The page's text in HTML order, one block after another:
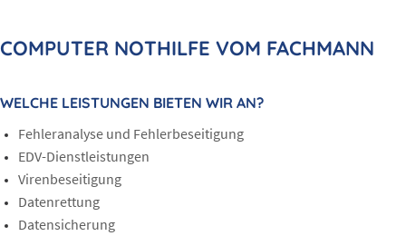
COMPUTER NOTHILFE VOM FACHMANN
WELCHE LEISTUNGEN BIETEN WIR AN?
Fehleranalyse und Fehlerbeseitigung
EDV-Dienstleistungen
Virenbeseitigung
Datenrettung
Datensicherung